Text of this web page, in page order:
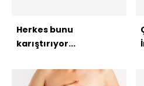
Herkes bunu
karıştırıyor...